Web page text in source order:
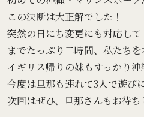
この決断は大正解でした！
突然の日にち変更にも対応し
までたっぷり二時間、私たち
イギリス帰りの妹もすっかり
今度は旦那も連れて3人で遊び
次回はぜひ、旦那さんもお待